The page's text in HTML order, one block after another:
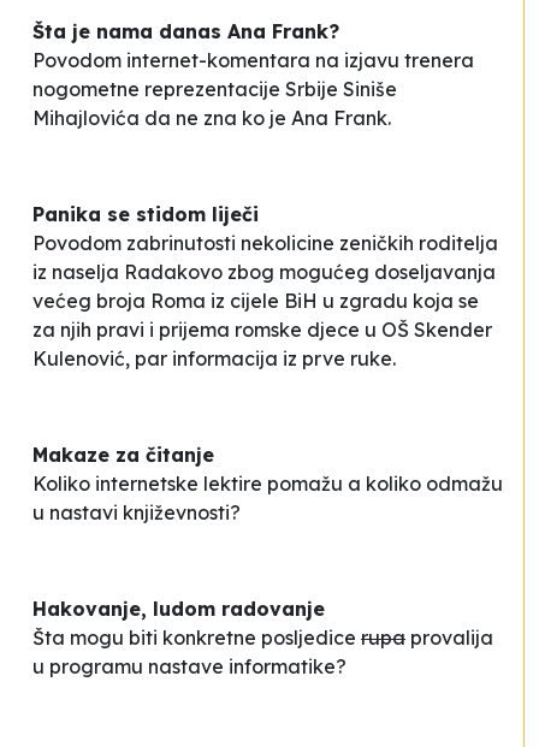
Šta je nama danas Ana Frank?
Povodom internet-komentara na izjavu trenera
nogometne reprezentacije Srbije Siniše
Mihajlovića da ne zna ko je Ana Frank.
Panika se stidom liječi
Povodom zabrinutosti nekolicine zeničkih roditelja
iz naselja Radakovo zbog mogućeg doseljavanja
većeg broja Roma iz cijele BiH u zgradu koja se
za njih pravi i prijema romske djece u OŠ Skender
Kulenović, par informacija iz prve ruke.
Makaze za čitanje
Koliko internetske lektire pomažu a koliko odmažu
u nastavi književnosti?
Hakovanje, ludom radovanje
Šta mogu biti konkretne posljedice rupa provalija
u programu nastave informatike?